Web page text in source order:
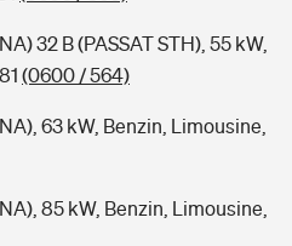
32 B (PASSAT STH), 55 kW,
(0600 / 564)
63 kW, Benzin, Limousine,
85 kW, Benzin, Limousine,